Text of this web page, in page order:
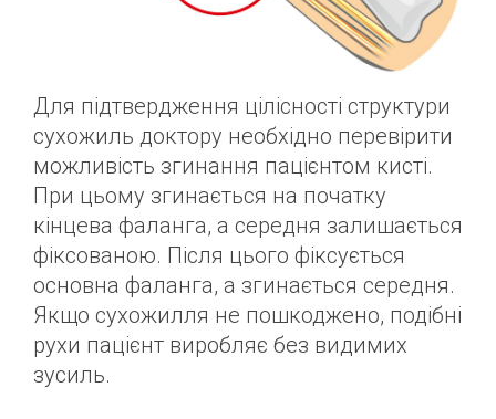
Для підтвердження цілісності структури
сухожиль доктору необхідно перевірити
можливість згинання пацієнтом кисті.
При цьому згинається на початку
кінцева фаланга, а середня залишається
фіксованою. Після цього фіксується
основна фаланга, а згинається середня.
Якщо сухожилля не пошкоджено, подібні
рухи пацієнт виробляє без видимих
зусиль.